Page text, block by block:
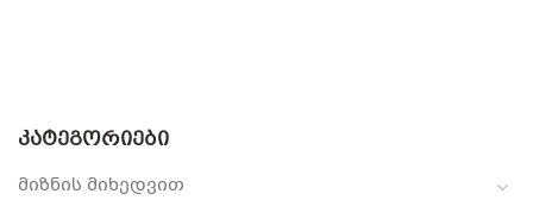
ᲙᲐᲢᲔᲒᲝᲠᲘᲔᲑᲘ
მიზნის მიხედვით